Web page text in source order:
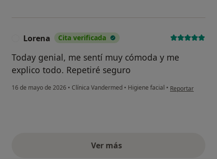
Lorena Cita verificada
Today genial, me sentí muy cómoda y me
explico todo. Repetiré seguro
16 de mayo de 2026 • Clínica Vandermed • Higiene facial • en opinión del
Reportar
Ver másopiniones anteriores